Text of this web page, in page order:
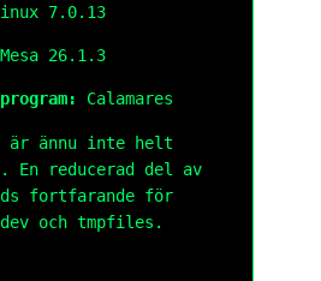
7.0.13
Mesa 26.1.3
Calamares
är ännu inte helt
En reducerad del av
fortfarande för
och tmpfiles.